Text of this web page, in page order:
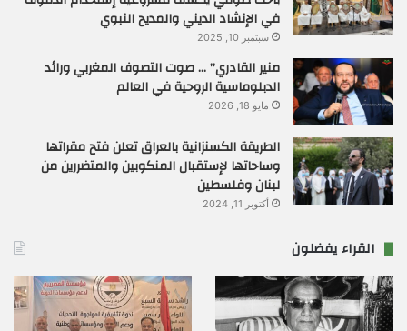
في الإنشاد الديني والمديح النبوي
سبتمبر 10, 2025
منير القادري” … صوت التصوف المغربي ورائد
الدبلوماسية الروحية في العالم
مايو 18, 2026
الطريقة الكسنزانية بالعراق تعلن فتح مقراتها
وساحاتها لإستقبال المنكوبين والمتضررين من
لبنان وفلسطين
أكتوبر 11, 2024
القراء يفضلون